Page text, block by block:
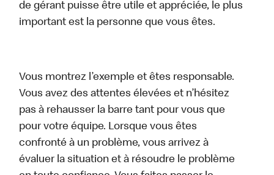
de gérant puisse être utile et appréciée, le plus
important est la personne que vous êtes.
Vous montrez l’exemple et êtes responsable.
Vous avez des attentes élevées et n’hésitez
pas à rehausser la barre tant pour vous que
pour votre équipe. Lorsque vous êtes
confronté à un problème, vous arrivez à
évaluer la situation et à résoudre le problème